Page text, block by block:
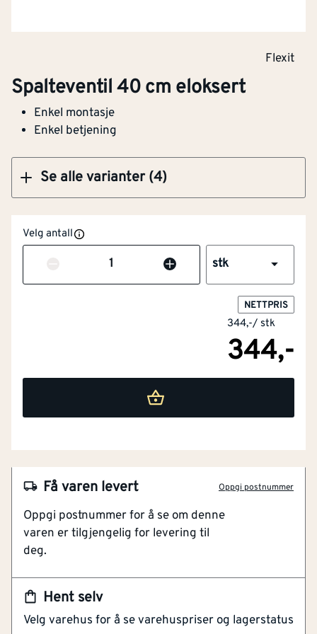
Flexit
Spalteventil 40 cm eloksert
Enkel montasje
Enkel betjening
Se alle varianter (4)
Klikk og hent
Velg antall
Antall stk
NETTPRIS
344,-/ stk
344,-
Hent selv
Velg varehus for å se varehuspriser og lagerstatus
Få varen levert Oppgi postnummer
Oppgi postnummer for å se om denne
varen er tilgjengelig for levering til
deg.
NOBB 21855960
Artikkelnummer
101122843
Enkel betjening
Flexit boligventilasjon: Spalteventil til montasje i